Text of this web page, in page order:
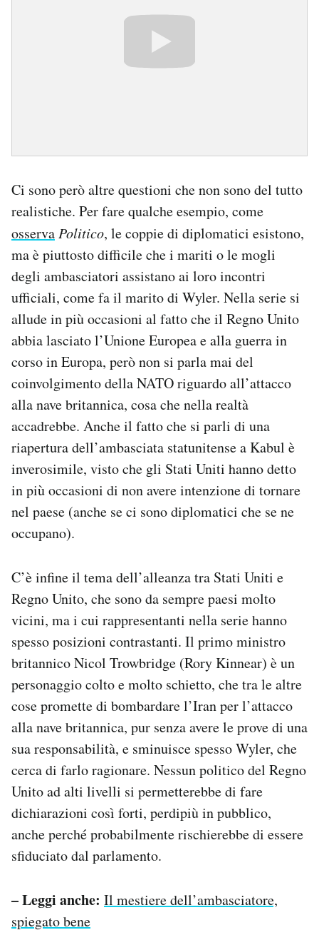
Ci sono però altre questioni che non sono del tutto
realistiche. Per fare qualche esempio, come
osservaPolitico, le coppie di diplomatici esistono,
ma è piuttosto difficile che i mariti o le mogli
degli ambasciatori assistano ai loro incontri
ufficiali, come fa il marito di Wyler. Nella serie si
allude in più occasioni al fatto che il Regno Unito
abbia lasciato l’Unione Europea e alla guerra in
corso in Europa, però non si parla mai del
coinvolgimento della NATO riguardo all’attacco
alla nave britannica, cosa che nella realtà
accadrebbe. Anche il fatto che si parli di una
riapertura dell’ambasciata statunitense a Kabul è
inverosimile, visto che gli Stati Uniti hanno detto
in più occasioni di non avere intenzione di tornare
nel paese (anche se ci sono diplomatici che se ne
occupano).
C’è infine il tema dell’alleanza tra Stati Uniti e
Regno Unito, che sono da sempre paesi molto
vicini, ma i cui rappresentanti nella serie hanno
spesso posizioni contrastanti. Il primo ministro
britannico Nicol Trowbridge (Rory Kinnear) è un
personaggio colto e molto schietto, che tra le altre
cose promette di bombardare l’Iran per l’attacco
alla nave britannica, pur senza avere le prove di una
sua responsabilità, e sminuisce spesso Wyler, che
cerca di farlo ragionare. Nessun politico del Regno
Unito ad alti livelli si permetterebbe di fare
dichiarazioni così forti, perdipiù in pubblico,
anche perché probabilmente rischierebbe di essere
sfiduciato dal parlamento.
– Leggi anche: Il mestiere dell’ambasciatore,
spiegato bene